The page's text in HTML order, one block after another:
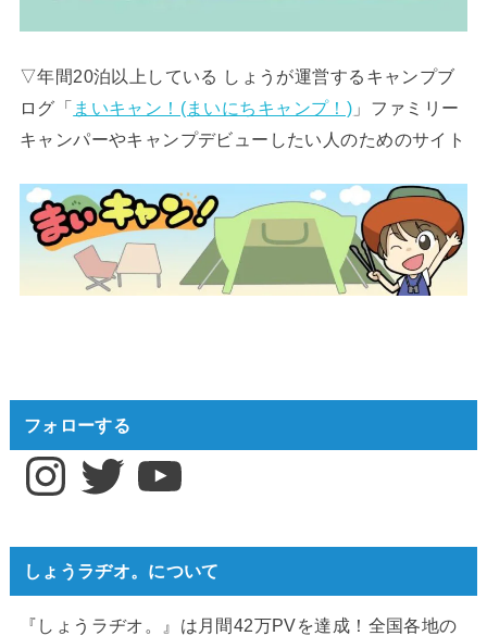
▽年間20泊以上している しょうが運営するキャンプブ
ログ「 まいキャン！(まいにちキャンプ！) 」ファミリー
キャンパーやキャンプデビューしたい人のためのサイト
フォローする
InstagramTwitter YouTube
しょうラヂオ。について
『しょうラヂオ。』は月間42万PVを達成！全国各地の